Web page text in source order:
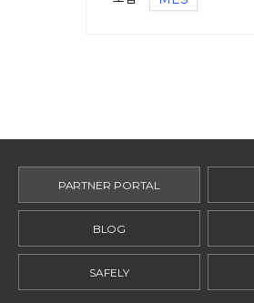
PARTNER PORTAL
BLOG
SAFELY